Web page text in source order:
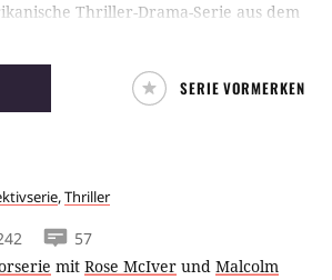
Thriller-Drama-Serie aus dem
jungen Mutter, die sich nicht
mit ihrer misslichen Lage abfinden will
zu einer verhängnisvollen Tat
basiert auf dem gleichnamigen
SERIE VORMERKEN
,Thriller
57
mit Rose McIver und Malcolm